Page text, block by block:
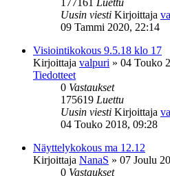
Uusin viesti Kirjoittaja
09 Tammi 2020, 22:14
Visiointikokous 9.5.18 klo 17
Kirjoittaja valpuri » 04 Touko
Tiedotteet
0 Vastaukset
175619 Luettu
Uusin viesti Kirjoittaja
04 Touko 2018, 09:28
Näyttelykokous ma 12.12
Kirjoittaja NanaS » 07 Joulu
0 Vastaukset